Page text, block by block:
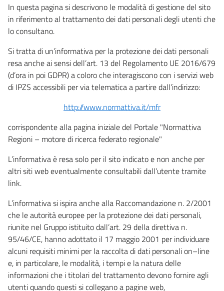
In questa pagina si descrivono le modalità di gestione del sito
in riferimento al trattamento dei dati personali degli utenti che
lo consultano.
Si tratta di un’informativa per la protezione dei dati personali
resa anche ai sensi dell’art. 13 del Regolamento UE 2016/679
(d’ora in poi GDPR) a coloro che interagiscono con i servizi web
di IPZS accessibili per via telematica a partire dall’indirizzo:
http://www.normattiva.it/mfr
corrispondente alla pagina iniziale del Portale "Normattiva
Regioni – motore di ricerca federato regionale"
L’informativa è resa solo per il sito indicato e non anche per
altri siti web eventualmente consultabili dall’utente tramite
link.
L’informativa si ispira anche alla Raccomandazione n. 2/2001
che le autorità europee per la protezione dei dati personali,
riunite nel Gruppo istituito dall’art. 29 della direttiva n.
95/46/CE, hanno adottato il 17 maggio 2001 per individuare
alcuni requisiti minimi per la raccolta di dati personali on–line
e, in particolare, le modalità, i tempi e la natura delle
informazioni che i titolari del trattamento devono fornire agli
utenti quando questi si collegano a pagine web,